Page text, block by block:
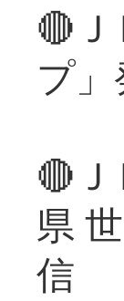
🔴
プ
🔴
県
信